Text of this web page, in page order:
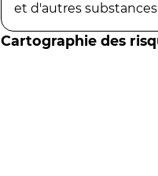
et d'autres
Cartographie des